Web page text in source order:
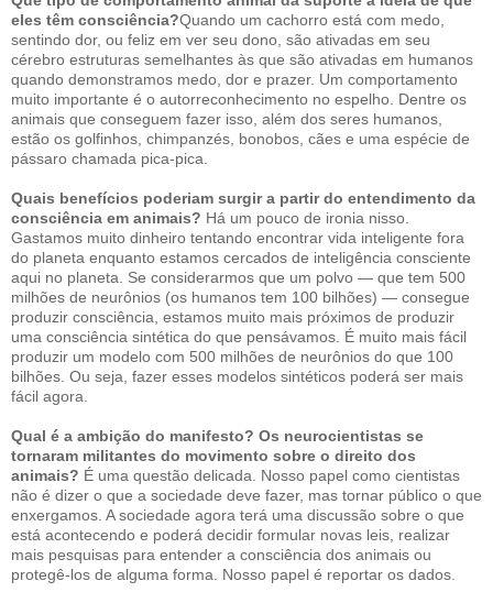
eles têm consciência?Quando um cachorro está com medo,
sentindo dor, ou feliz em ver seu dono, são ativadas em seu
cérebro estruturas semelhantes às que são ativadas em humanos
quando demonstramos medo, dor e prazer. Um comportamento
muito importante é o autorreconhecimento no espelho. Dentre os
animais que conseguem fazer isso, além dos seres humanos,
estão os golfinhos, chimpanzés, bonobos, cães e uma espécie de
pássaro chamada pica-pica.
Quais benefícios poderiam surgir a partir do entendimento da
consciência em animais? Há um pouco de ironia nisso.
Gastamos muito dinheiro tentando encontrar vida inteligente fora
do planeta enquanto estamos cercados de inteligência consciente
aqui no planeta. Se considerarmos que um polvo — que tem 500
milhões de neurônios (os humanos tem 100 bilhões) — consegue
produzir consciência, estamos muito mais próximos de produzir
uma consciência sintética do que pensávamos. É muito mais fácil
produzir um modelo com 500 milhões de neurônios do que 100
bilhões. Ou seja, fazer esses modelos sintéticos poderá ser mais
fácil agora.
Qual é a ambição do manifesto? Os neurocientistas se
tornaram militantes do movimento sobre o direito dos
animais? É uma questão delicada. Nosso papel como cientistas
não é dizer o que a sociedade deve fazer, mas tornar público o que
enxergamos. A sociedade agora terá uma discussão sobre o que
está acontecendo e poderá decidir formular novas leis, realizar
mais pesquisas para entender a consciência dos animais ou
protegê-los de alguma forma. Nosso papel é reportar os dados.